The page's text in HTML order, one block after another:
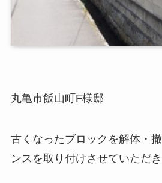
丸亀市飯山町F様邸
古くなったブロックを解体・
ンスを取り付けさせていただき